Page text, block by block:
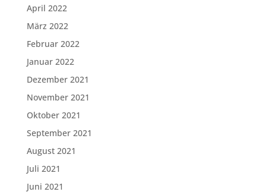
April 2022
März 2022
Februar 2022
Januar 2022
Dezember 2021
November 2021
Oktober 2021
September 2021
August 2021
Juli 2021
Juni 2021